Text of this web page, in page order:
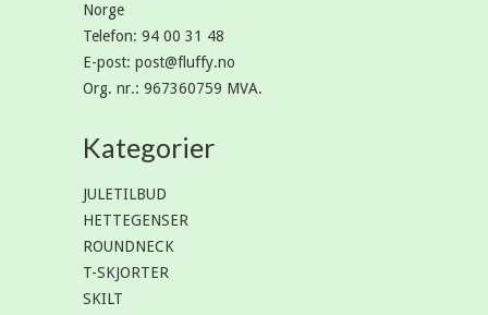
Norge
Telefon: 94 00 31 48
E-post: post@fluffy.no
Org. nr.: 967360759 MVA.
Kategorier
JULETILBUD
HETTEGENSER
ROUNDNECK
T-SKJORTER
SKILT